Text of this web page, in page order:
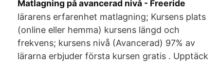
Matlagning på avancerad nivå - Freeride
lärarens erfarenhet matlagning; Kursens plats
(online eller hemma) kursens längd och
frekvens; kursens nivå (Avancerad) 97% av
lärarna erbjuder första kursen gratis . Upptäck